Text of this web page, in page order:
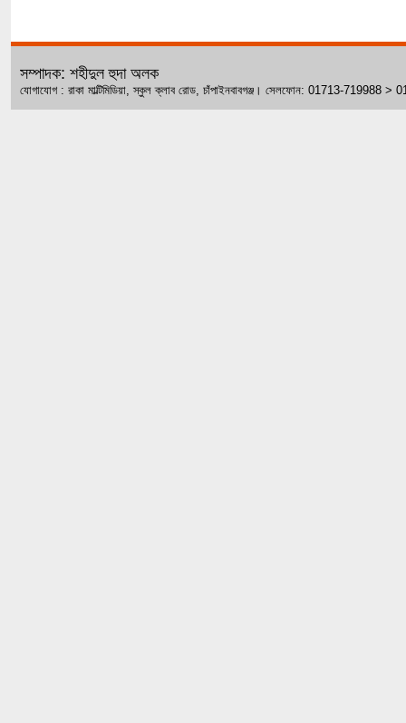
সম্পাদক: শহীদুল হুদা অলক
যোগাযোগ : রাকা মাল্টিমিডিয়া, স্কুল ক্লাব রোড, চাঁপাইনবাবগঞ্জ। সেলফোন: 01713-